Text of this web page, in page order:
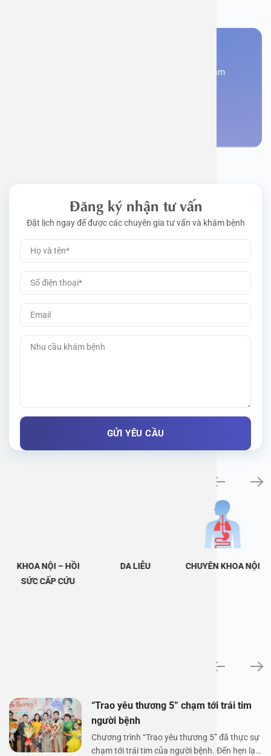
Đăng kí ngay để được các chuyên gia tư vấn và khám
Đăng ký nhận tư vấn
Đặt lịch ngay để được các chuyên gia tư vấn và khám bệnh
KHOA NỘI – HỒI
SỨC CẤP CỨU
DA LIỄU CHUYÊN KHOA NỘI
“Trao yêu thương 5” chạm tới trái tim
người bệnh
Chương trình “Trao yêu thương 5” đã thực sự
chạm tới trái tim của người bệnh. Đến hẹn lại